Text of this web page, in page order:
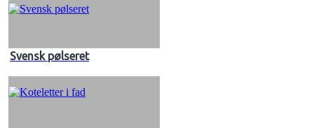
Svensk pølseret